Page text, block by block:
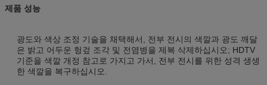
제품 성능
광도와 색상 조정 기술을 채택해서, 전부 전시의 색깔과 광도 깨달
은 밝고 어두운 헝겊 조각 및 전염병을 제복 삭제하십시오; HDTV
기준을 색깔 개정 참고로 가지고 가서, 전부 전시를 위한 성격 생생
한 색깔을 복구하십시오.